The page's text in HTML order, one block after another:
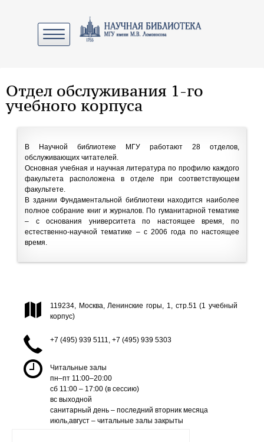
Отдел обслуживания 1-го
учебного корпуса
В Научной библиотеке МГУ работают 28 отделов,
обслуживающих читателей.
Основная учебная и научная литература по профилю каждого
факультета расположена в отделе при соответствующем
факультете.
В здании Фундаментальной библиотеки находится наиболее
полное собрание книг и журналов. По гуманитарной тематике
– с основания университета по настоящее время, по
естественно-научной тематике – с 2006 года по настоящее
время.
119234, Москва, Ленинские горы, 1, стр.51 (1 учебный
корпус)
+7 (495) 939 5111, +7 (495) 939 5303
Читальные залы
пн–пт 11:00–20:00
сб 11:00 – 17:00 (в сессию)
вс выходной
санитарный день – последний вторник месяца
июль,август – читальные залы закрыты